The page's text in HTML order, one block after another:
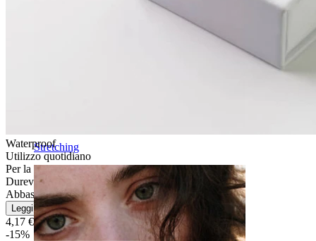
Stretching
Waterproof
Utilizzo quotidiano
Per la maggior parte dei tipi di pelle
Durevole
Abbastanza facile
Leggi di più
4,17 €4,90 €
-15%